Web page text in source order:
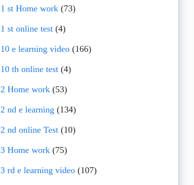
1 st Home work(73)
1 st online test(4)
10 e learning video(166)
10 th online test(4)
2 Home work(53)
2 nd e learning (134)
2 nd online Test(10)
3 Home work(75)
3 rd e learning video(107)